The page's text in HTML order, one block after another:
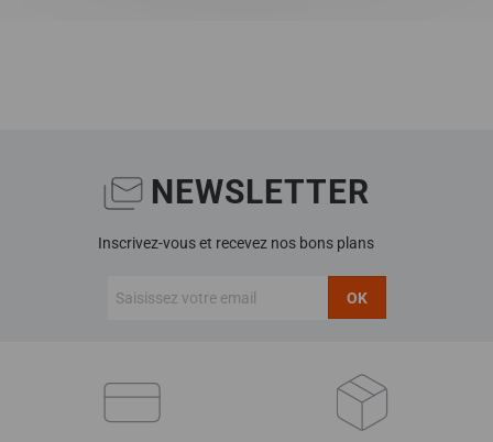
NEWSLETTER
Inscrivez-vous et recevez nos bons plans
OK